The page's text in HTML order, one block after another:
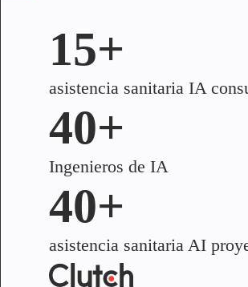
15+
asistencia sanitaria IA
40+
Ingenieros de IA
40+
asistencia sanitaria AI